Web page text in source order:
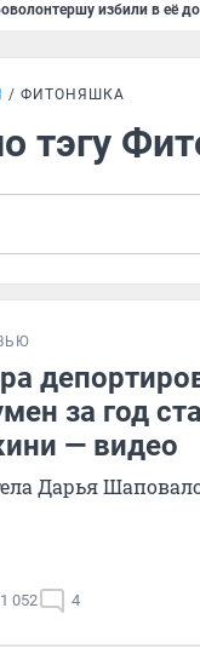
избили в её
ФИТОНЯШКА
тэгу
за год
— видео
Дарья
1 052 4